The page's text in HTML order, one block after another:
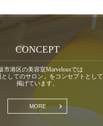
CONCEPT
市港区の美容室Marvelousでは
としてのサロン」をコンセプトとして
掲げています。
MORE